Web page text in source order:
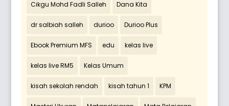
Cikgu Mohd Fadli Salleh Dana Kita
dr salbiah salleh durioo Durioo Plus
Ebook Premium MFS edu kelas live
kelas live RM5 Kelas Umum
kisah sekolah rendah kisah tahun 1 KPM